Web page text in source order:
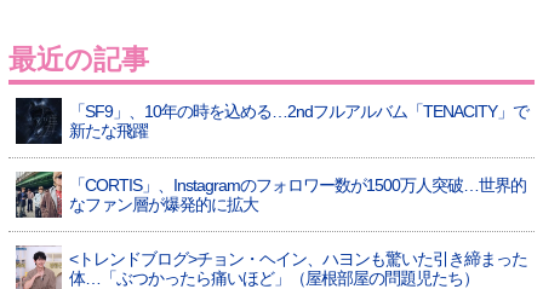
最近の記事
「SF9」、10年の時を込める…2ndフルアルバム「TENACITY」で
新たな飛躍
「CORTIS」、Instagramのフォロワー数が1500万人突破…世界的
なファン層が爆発的に拡大
<トレンドブログ>チョン・ヘイン、ハヨンも驚いた引き締まった
体…「ぶつかったら痛いほど」（屋根部屋の問題児たち）